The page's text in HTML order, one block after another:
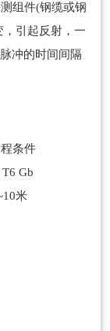
组件(钢缆或钢
引起反射，一
冲的时间间隔
条件
Gb
米